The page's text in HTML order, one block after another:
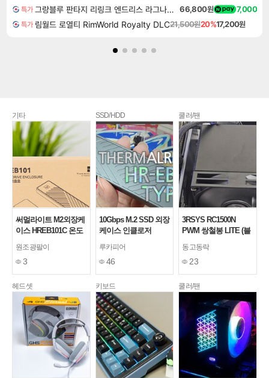
특가 그랑블루 판타지 리링크 엔드리스 라그나로크 Granblue Fantasy Relink Endless Ragnarok 66,800원 7,000
특가 림월드 로열티 RimWorld Royalty DLC21,500원20%17,200원
기타
써멀라이트 M2외장케
이스 HREB101C 온도
아이)
원조광팔이
3
SSD/HDD
10Gbps M.2 SSD 외장
케이스 인클로저
EB101 C 사용기
루카피어
46
쿨러/팬
3RSYS RC1500N
PWM 쌍철봉 LITE (블
러
동고동락
23
헤드셋 키보드 쿨러/팬